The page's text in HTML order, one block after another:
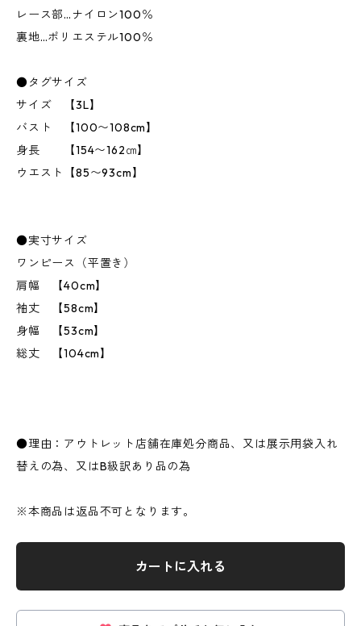
レース部…ナイロン100％
裏地…ポリエステル100％
●タグサイズ
サイズ 【3L】
バスト 【100〜108cm】
身長 【154〜162㎝】
ウエスト【85〜93cm】
●実寸サイズ
ワンピース（平置き）
肩幅 【40cm】
袖丈 【58cm】
身幅 【53cm】
総丈 【104cm】
●理由：アウトレット店舗在庫処分商品、又は展示用袋入れ
替えの為、又はB級訳あり品の為
※本商品は返品不可となります。
カートに入れる